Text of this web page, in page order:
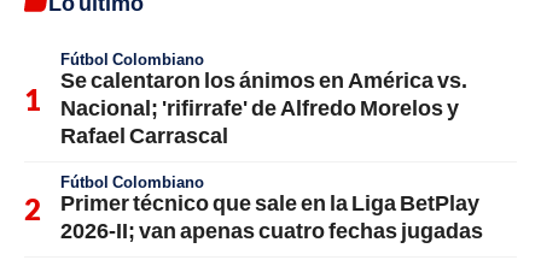
Fútbol Colombiano
Se calentaron los ánimos en América vs.
Nacional; 'rifirrafe' de Alfredo Morelos y
Rafael Carrascal
Fútbol Colombiano
Primer técnico que sale en la Liga BetPlay
2026-II; van apenas cuatro fechas jugadas